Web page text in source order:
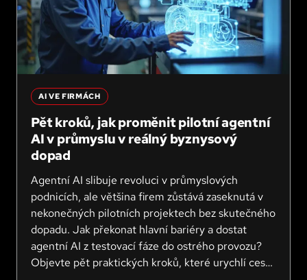
AI VE FIRMÁCH
Pět kroků, jak proměnit pilotní agentní
AI v průmyslu v reálný byznysový
dopad
Agentní AI slibuje revoluci v průmyslových
podnicích, ale většina firem zůstává zaseknutá v
nekonečných pilotních projektech bez skutečného
dopadu. Jak překonat hlavní bariéry a dostat
agentní AI z testovací fáze do ostrého provozu?
Objevte pět praktických kroků, které urychlí cestu